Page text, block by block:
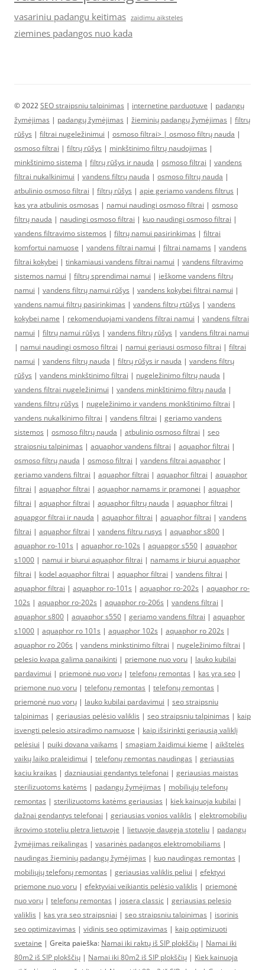
vasariniu padangu keitimas zaidimu aiksteles
ziemines padangos nuo kada
© 2022SEO straipsniu talpinimas | internetine parduotuve | padangų
žymėjimas | padangų žymėjimas | žieminių padangų žymėjimas | filtrų
rūšys | filtrai nugeležinimui | osmoso filtrai> | osmoso filtrų nauda |
osmoso filtrai | filtrų rūšys | minkštinimo filtrų naudojimas |
minkštinimo sistema | filtrų rūšys ir nauda | osmoso filtrai | vandens
filtrai nukalkinimui | vandens filtrų nauda | osmoso filtrų nauda |
atbulinio osmoso filtrai | filtrų rūšys | apie geriamo vandens filtrus |
kas yra atbulinis osmosas | namui naudingi osmoso filtrai | osmoso
filtrų nauda | naudingi osmoso filtrai | kuo naudingi osmoso filtrai |
vandens filtravimo sistemos | filtrų namui pasirinkimas | filtrai
komfortui namuose | vandens filtrai namui | filtrai namams | vandens
filtrai kokybei | tinkamiausi vandens filtrai namui | vandens filtravimo
sistemos namui | filtrų sprendimai namui | ieškome vandens filtrų
namui | vandens filtrų namui rūšys | vandens kokybei filtrai namui |
vandens namui filtrų pasirinkimas | vandens filtrų rtūšys | vandens
kokybei name | rekomenduojami vandens filtrai namui | vandens filtrai
namui | filtrų namui rūšys | vandens filtrų rūšys | vandens filtrai namui
| namui naudingi osmoso filtrai | namui geriausi osmoso filtrai | filtrai
namui | vandens filtrų nauda | filtrų rūšys ir nauda | vandens filtrų
rūšys | vandens minkštinimo filtrai | nugeležinimo filtrų nauda |
vandens filtrai nugeležinimui | vandens minkštinimo filtrų nauda |
vandens filtrų rūšys | nugeležinimo ir vandens monkštinimo filtrai |
vandens nukalkinimo filtrai | vandens filtrai | geriamo vandens
sistemos | osmoso filtrų nauda | atbulinio osmoso filtrai | seo
straipsniu talpinimas | aquaphor vandens filtrai | aquaphor filtrai |
osmoso filtrų nauda | osmoso filtrai | vandens filtrai aquaphor |
geriamo vandens filtrai | aquaphor filtrai | aquaphor filtrai | aquaphor
filtrai | aquaphor filtrai | aquaphor namams ir pramonei | aquaphor
filtrai | aquaphor filtrai | aquaphor filtrų nauda | aquaphor filtrai |
aquapgor filtrai ir nauda | aquaphor filtrai | aquaphor filtrai | vandens
filtrai | aquaphor filtrai | vandens filtru rusys | aquaphor s800 |
aquaphor ro-101s | aquaphor ro-102s | aquapgor s550 | aquaphor
s1000 | namui ir biurui aquaphor filtrai | namams ir biurui aquaphor
filtrai | kodel aquaphor filtrai | aquaphor filtrai | vandens filtrai |
aquaphor filtrai | aquaphor ro-101s | aquaphor ro-202s | aquaphor ro-
102s | aquaphor ro-202s | aquaphor ro-206s | vandens filtrai |
aquaphor s800 | aquaphor s550 | geriamo vandens filtrai | aquaphor
s1000 | aquaphor ro 101s | aquaphor 102s | aquaphor ro 202s |
aquaphor ro 206s | vandens minkstinimo filtrai | nugeležinimo filtrai |
pelesio kvapa galima panaikinti | priemone nuo voru | lauko kubilai
pardavimui | priemonė nuo vorų | telefonų remontas | kas yra seo |
priemone nuo voru | telefonų remontas | telefonų remontas |
priemonė nuo vorų | lauko kubilai pardavimui | seo straipsniu
talpinimas | geriausias pelėsio valiklis | seo straipsniu talpinimas | kaip
isvengti pelesio atsiradimo namuose | kaip išsirinkti geriausią valiklį
pelėsiui | puiki dovana vaikams | smagiam žaidimui kieme | aikštelės
vaikų laiko praleidimui | telefonų remontas naudingas | geriausias
kaciu kraikas | dazniausiai gendantys telefonai | geriausias maistas
sterilizuotoms katėms | padangų žymėjimas | mobiliųjų telefonų
remontas | sterilizuotoms katėms geriausias | kiek kainuoja kubilai |
dažnai gendantys telefonai | geriausias vonios valiklis | elektromobiliu
ikrovimo stoteliu pletra lietuvoje | lietuvoje daugeja stoteliu | padangų
žymėjimas reikalingas | vasarinės padangos elektromobiliams |
naudingas žieminių padangų žymėjimas | kuo naudingas remontas |
mobiliųjų telefonų remontas | geriausias valiklis peliui | efektyvi
priemone nuo voru | efektyviai veikiantis pelėsio valiklis | priemonė
nuo vorų | telefonų remontas | josera classic | geriausias pelesio
valiklis | kas yra seo straipsniai | seo straipsniu talpinimas | isorinis
seo optimizavimas | vidinis seo optimizavimas | kaip optimizuoti
svetaine | Greita paieška: Namai iki raktų iš SIP plokščių | Namai iki
80m2 iš SIP plokščių | Namai iki 80m2 iš SIP plokščių | Kiek kainuoja